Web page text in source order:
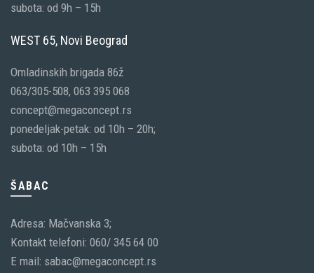
subota: od 9h – 15h
WEST 65, Novi Beograd
Omladinskih brigada 86ž
063/305-508, 063 395 068
concept@megaconcept.rs
ponedeljak-petak: od 10h – 20h;
subota: od 10h – 15h
ŠABAC
Adresa: Mačvanska 3;
Kontakt telefoni: 060/ 345 64 00
E mail: sabac@megaconcept.rs